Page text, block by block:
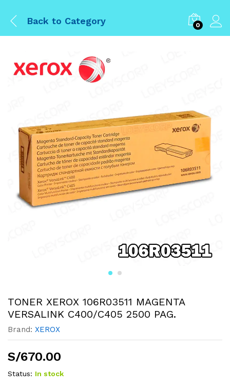
Back to Category 0
TONER XEROX 106R03511 MAGENTA
VERSALINK C400/C405 2500 PAG.
Brand: XEROX
S/670.00
Status: In stock